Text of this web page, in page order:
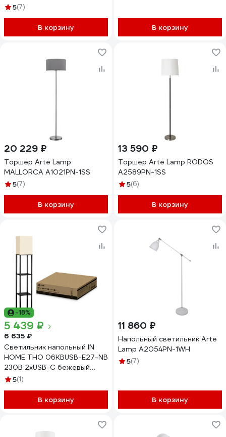
(60Вт) General GFL-004,
245мм*195мм, ручной
выключатель на шнуре,
5(7)
В корзину В корзину
20 229 ₽
Торшер Arte Lamp
MALLORCA A1021PN-1SS
5(7)
В корзину
13 590 ₽
Торшер Arte Lamp RODOS
A2589PN-1SS
5(6)
В корзину
-18%
5 439 ₽
6 635 ₽
Светильник напольный IN
HOME ТНО 06КВUSB-Е27-NB
230В 2хUSB-C бежевый
абажур, черный корпус
5(1)
В корзину
11 860 ₽
Напольный светильник Arte
Lamp A2054PN-1WH
5(7)
В корзину